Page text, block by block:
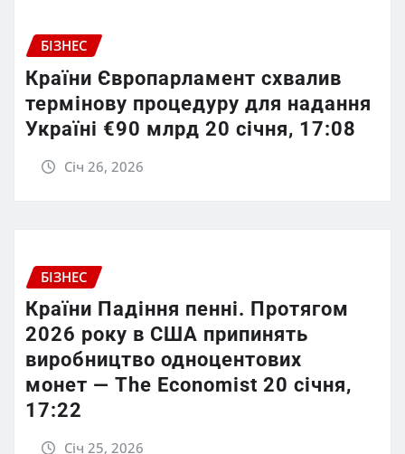
БІЗНЕС
Країни Європарламент схвалив
термінову процедуру для надання
Україні €90 млрд 20 січня, 17:08
Січ 26, 2026
БІЗНЕС
Країни Падіння пенні. Протягом
2026 року в США припинять
виробництво одноцентових
монет — The Economist 20 січня,
17:22
Січ 25, 2026